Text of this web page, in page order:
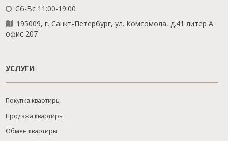
Сб-Вс 11:00-19:00
195009, г. Санкт-Петербург, ул. Комсомола, д.41 литер А
офис 207
УСЛУГИ
Покупка квартиры
Продажа квартиры
Обмен квартиры